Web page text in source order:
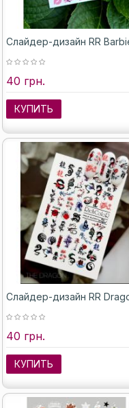
Слайдер-дизайн RR
40 грн.
КУПИТЬ
Слайдер-дизайн RR
40 грн.
КУПИТЬ